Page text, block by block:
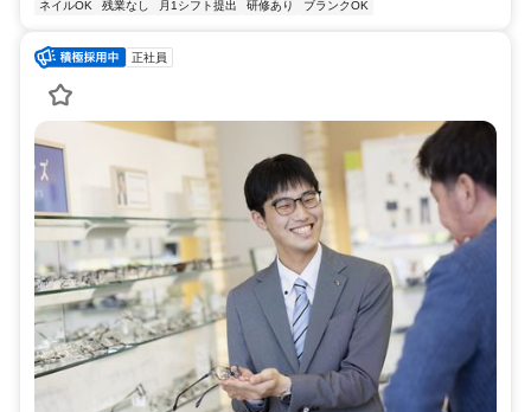
ネイルOK
残業なし 月1シフト提出 研修あり ブランクOK
正社員